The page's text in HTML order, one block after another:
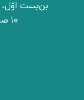
10 صبح الی 15 (3 بعد از ظهر) - قبل از تشریف آوردن تماس بگیرید